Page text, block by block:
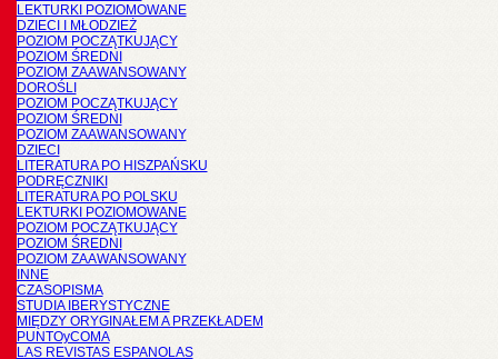
LEKTURKI POZIOMOWANE
DZIECI I MŁODZIEŻ
POZIOM POCZĄTKUJĄCY
POZIOM ŚREDNI
POZIOM ZAAWANSOWANY
DOROŚLI
POZIOM POCZĄTKUJĄCY
POZIOM ŚREDNI
POZIOM ZAAWANSOWANY
DZIECI
LITERATURA PO HISZPAŃSKU
PODRĘCZNIKI
LITERATURA PO POLSKU
LEKTURKI POZIOMOWANE
POZIOM POCZĄTKUJĄCY
POZIOM ŚREDNI
POZIOM ZAAWANSOWANY
INNE
CZASOPISMA
STUDIA IBERYSTYCZNE
MIĘDZY ORYGINAŁEM A PRZEKŁADEM
PUNTOyCOMA
LAS REVISTAS ESPANOLAS